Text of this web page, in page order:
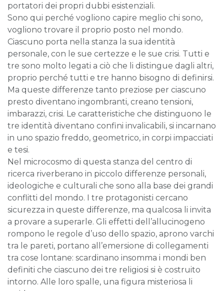
portatori dei propri dubbi esistenziali.
Sono qui perché vogliono capire meglio chi sono,
vogliono trovare il proprio posto nel mondo.
Ciascuno porta nella stanza la sua identità
personale, con le sue certezze e le sue crisi. Tutti e
tre sono molto legati a ciò che li distingue dagli altri,
proprio perché tutti e tre hanno bisogno di definirsi.
Ma queste differenze tanto preziose per ciascuno
presto diventano ingombranti, creano tensioni,
imbarazzi, crisi. Le caratteristiche che distinguono le
tre identità diventano confini invalicabili, si incarnano
in uno spazio freddo, geometrico, in corpi impacciati
e tesi.
Nel microcosmo di questa stanza del centro di
ricerca riverberano in piccolo differenze personali,
ideologiche e culturali che sono alla base dei grandi
conflitti del mondo. I tre protagonisti cercano
sicurezza in queste differenze, ma qualcosa li invita
a provare a superarle. Gli effetti dell’allucinogeno
rompono le regole d’uso dello spazio, aprono varchi
tra le pareti, portano all’emersione di collegamenti
tra cose lontane: scardinano insomma i mondi ben
definiti che ciascuno dei tre religiosi si è costruito
intorno. Alle loro spalle, una figura misteriosa li